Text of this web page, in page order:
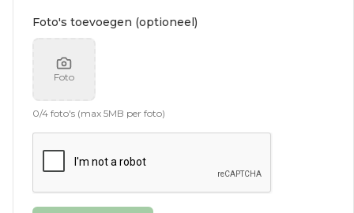
Foto's toevoegen (optioneel)
Foto
0/4 foto's (max 5MB per foto)